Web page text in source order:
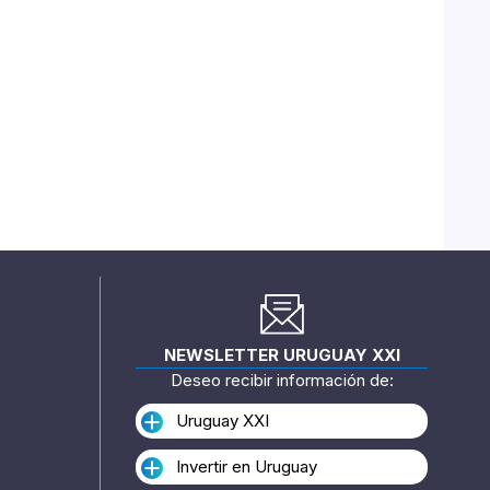
NEWSLETTER URUGUAY XXI
Deseo recibir información de:
Uruguay XXI
Invertir en Uruguay